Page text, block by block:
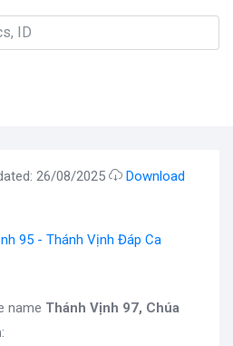
26/08/2025
Download
95 - Thánh Vịnh Đáp Ca
name Thánh Vịnh 97, Chúa
: